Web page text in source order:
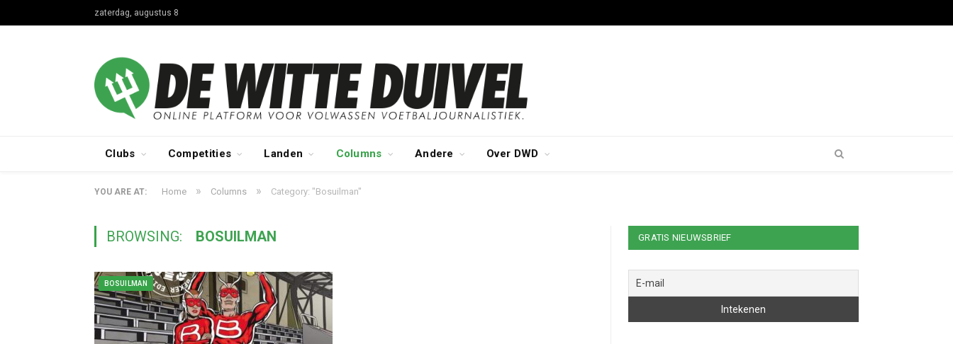
zaterdag, augustus 8
Clubs Competities Landen Columns Andere Over DWD
YOU ARE AT: Home » Columns » Category: "Bosuilman"
BROWSING: BOSUILMAN
BOSUILMAN
GRATIS NIEUWSBRIEF